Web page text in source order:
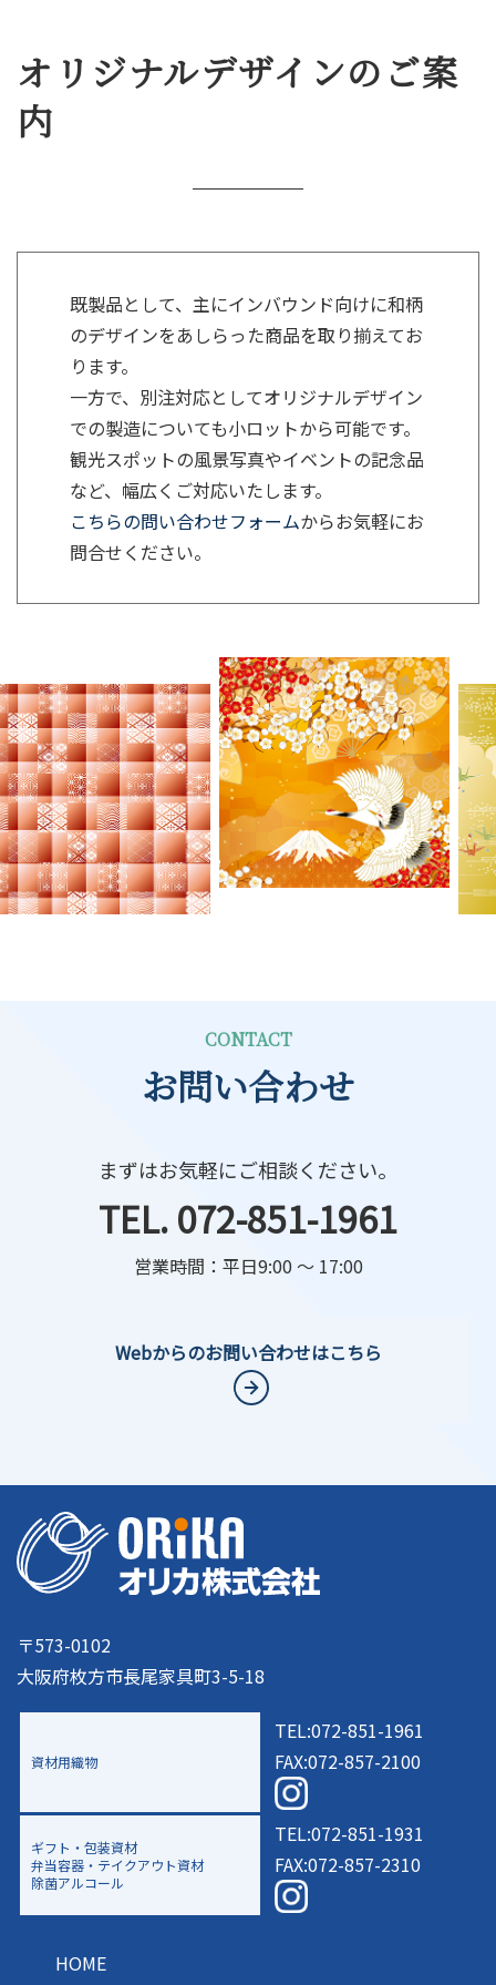
オリジナルデザインのご案
内
既製品として、主にインバウンド向けに和柄
のデザインをあしらった商品を取り揃えてお
ります。
一方で、別注対応としてオリジナルデザイン
での製造についても小ロットから可能です。
観光スポットの風景写真やイベントの記念品
など、幅広くご対応いたします。
こちらの問い合わせフォームからお気軽にお
問合せください。
お問い合わせ
CONTACT
まずはお気軽にご相談ください。
TEL. 072-851-1961
営業時間：平日9:00 ～ 17:00
Webからのお問い合わせはこちら
〒573-0102
大阪府枚方市長尾家具町3-5-18
資材用織物
TEL:072-851-1961
FAX:072-857-2100
ギフト・包装資材
弁当容器・テイクアウト資材
除菌アルコール
TEL:072-851-1931
FAX:072-857-2310
HOME